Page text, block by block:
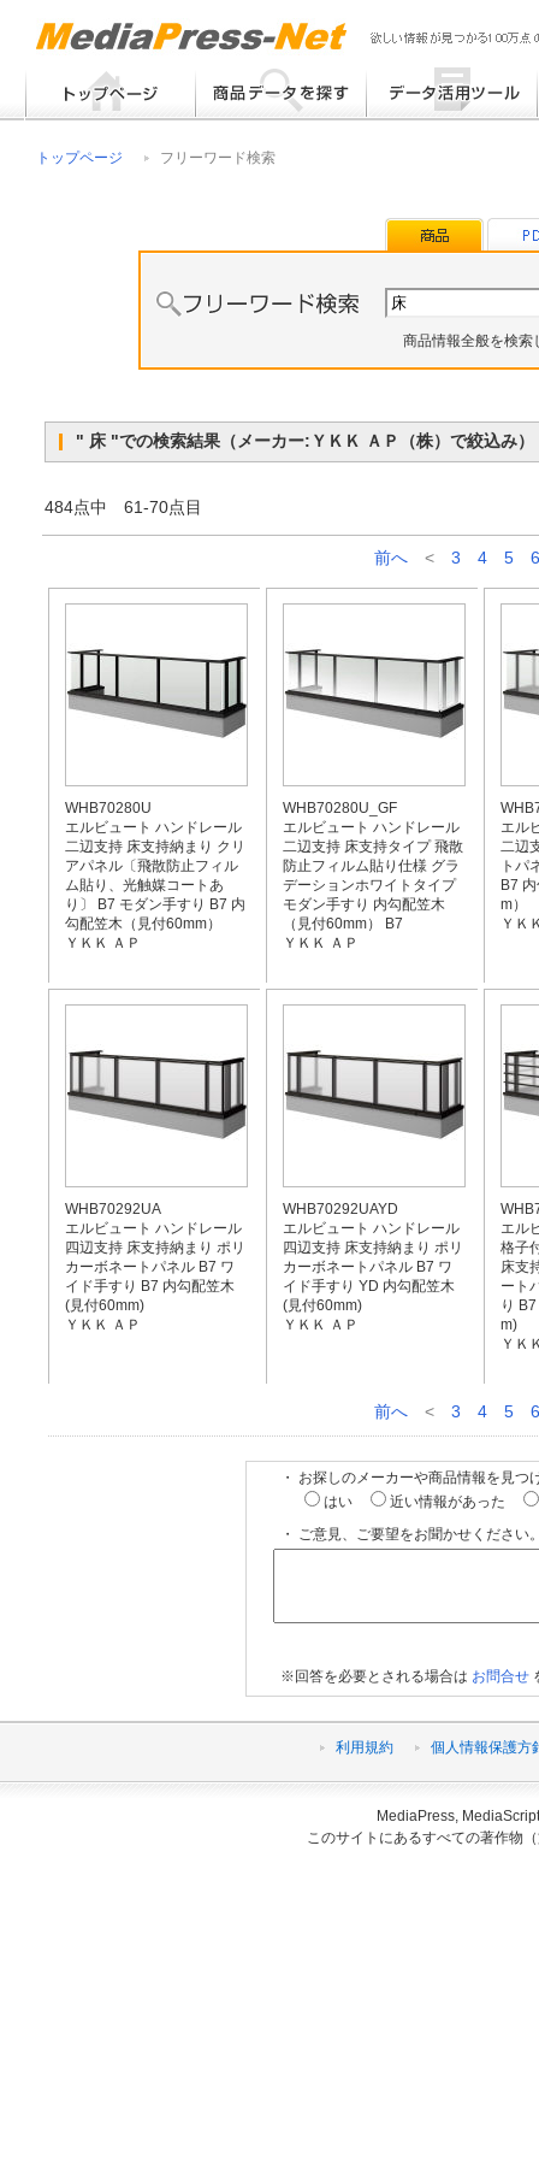
メーカー別検索
トップページ フリーワード検索
商品情報全般を検索
" 床 "での検索結果（メーカー:ＹＫＫ ＡＰ（株）で絞込
484点中 61-70点目
前へ < 3 4 5 6
WHB70280U
エルビュート ハンドレール
二辺支持 床支持納まり クリ
アパネル〔飛散防止フィル
ム貼り、光触媒コートあ
り〕 B7 モダン手すり B7 内
勾配笠木（見付60mm）
ＹＫＫ ＡＰ
WHB70280U_GF
エルビュート ハンドレール
二辺支持 床支持タイプ 飛散
防止フィルム貼り仕様 グラ
デーションホワイトタイプ
モダン手すり 内勾配笠木
（見付60mm） B7
ＹＫＫ ＡＰ
エル
二辺
トパ
B7
m）
ＹＫ
WHB70292UA
エルビュート ハンドレール
四辺支持 床支持納まり ポリ
カーボネートパネル B7 ワ
イド手すり B7 内勾配笠木
(見付60mm)
ＹＫＫ ＡＰ
WHB70292UAYD
エルビュート ハンドレール
四辺支持 床支持納まり ポリ
カーボネートパネル B7 ワ
イド手すり YD 内勾配笠木
(見付60mm)
ＹＫＫ ＡＰ
エル
格子
床支
ート
り
m)
ＹＫ
前へ < 3 4 5 6
・ お探しのメーカーや商品情報を見つ
はい
近い情報があった
・ ご意見、ご要望をお聞かせください
※回答を必要とされる場合は お問合せ
利用規約 個人情報保護方
MediaPress,
このサイトにあるすべての著作物